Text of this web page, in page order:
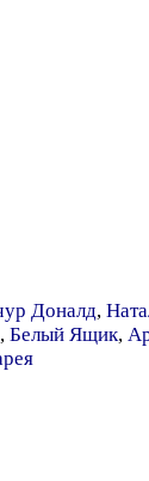
Доналд,
, Белый Ящик,